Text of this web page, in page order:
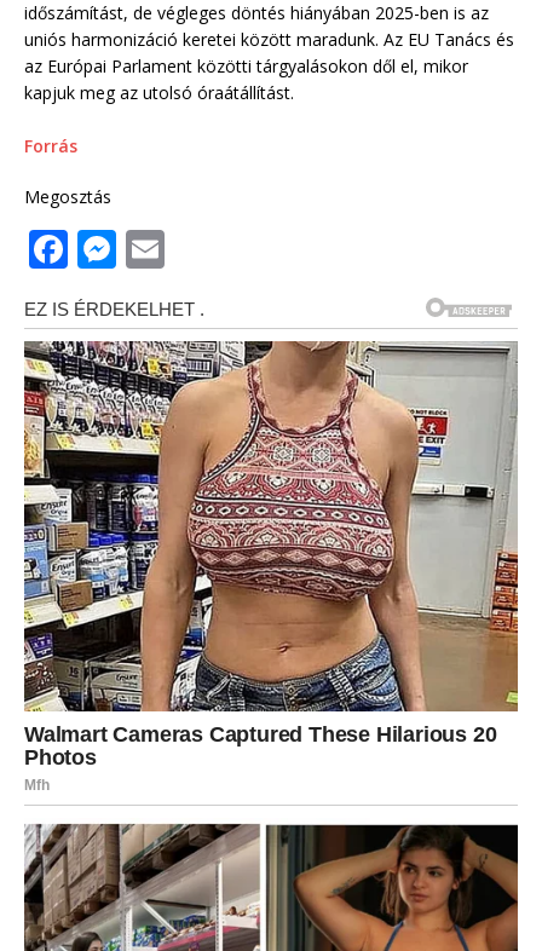
időszámítást, de végleges döntés hiányában 2025-ben is az
uniós harmonizáció keretei között maradunk. Az EU Tanács és
az Európai Parlament közötti tárgyalásokon dől el, mikor
kapjuk meg az utolsó óraátállítást.
Forrás
Megosztás
F
a
c
e
b
o
o
k
M
ss
e
n
g
e
r
ai
l